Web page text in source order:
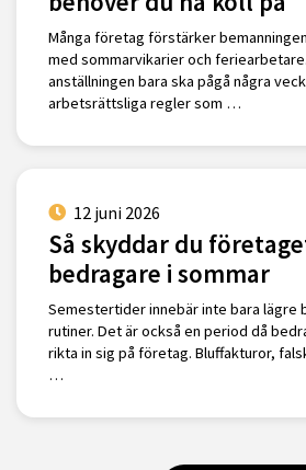
Många företag förstärker
med sommarvikarier och
anställningen bara ska pågå några
arbetsrättsliga regler som …
12 juni 2026
Så skyddar du
bedragare i sommar
Semestertider innebär inte bara lägre
rutiner. Det är också en period då
rikta in sig på företag. Bluffakturor,
…